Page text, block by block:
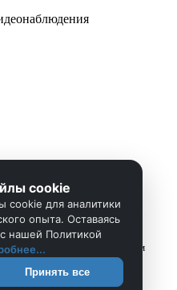
и мы вам скоро перезвоним
cookie
cookie для аналитики
опыта. Оставаясь
нашей Политикой
Принять все